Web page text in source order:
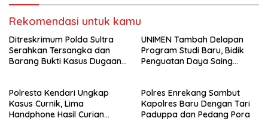
Rekomendasi untuk kamu
Ditreskrimum Polda Sultra
Serahkan Tersangka dan
Barang Bukti Kasus Dugaan
Kejaksaan
UNIMEN Tambah Delapan
Program Studi Baru, Bidik
Penguatan Daya Saing
Polresta Kendari Ungkap
Kasus Curnik, Lima
Handphone Hasil Curian
Polres Enrekang Sambut
Kapolres Baru Dengan Tari
Paduppa dan Pedang Pora